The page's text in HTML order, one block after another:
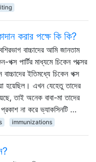
করার পক্ষে কি কি?
বাচ্চাদের আমি জানতাম
পার্টির মাধ্যমে চিকেন পক্সের
ইতিমধ্যে চিকেন পক্স
হয়েছিল। এখন যেহেতু তাদের
তাই অনেক বাবা-মা তাদের
প্রকাশ না করে ভ্যাকসিনটি …
immunizations